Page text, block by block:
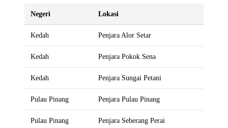
Negeri Lokasi
Kedah Penjara Alor Setar
Kedah Penjara Pokok Sena
Kedah Penjara Sungai Petani
Pulau Pinang Penjara Pulau Pinang
Pulau Pinang Penjara Seberang Perai